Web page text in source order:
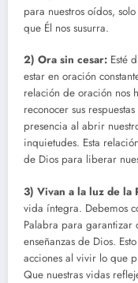
para nuestros oídos,
que Él nos susurra.
2) Ora sin cesar: Esté
estar en oración
relación de oración nos
reconocer sus
presencia al abrir
inquietudes. Esta
de Dios para liberar
3) Vivan a la luz de la
vida íntegra. Debemos
Palabra para garantizar
enseñanzas de Dios.
acciones al vivir lo que
Que nuestras vidas